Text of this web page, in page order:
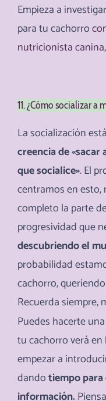
Empieza a
para tu cachorro
nutricionista
11. ¿Cómo socializar a
La socialización
creencia de«sacar
que socialice». El
centramos en
completo la parte
progresividad que
descubriendo el
probabilidad
cachorro,
Recuerda siempre,
Puedes hacerte
tu cachorro verá
empezar a
dandotiempo para
información.